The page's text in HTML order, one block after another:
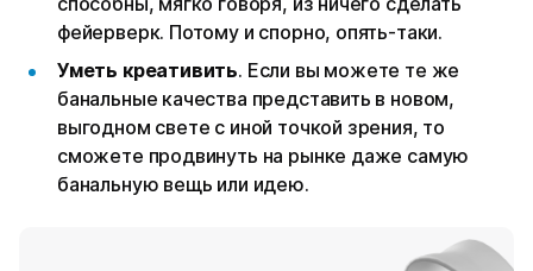
фейерверк. Потому и спорно, опять-таки.
Уметь креативить. Если вы можете те же
банальные качества представить в новом,
выгодном свете с иной точкой зрения, то
сможете продвинуть на рынке даже самую
банальную вещь или идею.